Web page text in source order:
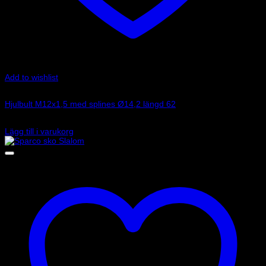
Add to wishlist
Hjulbult M12x1,5 med splines Ø14,2 längd 62
Lägg till i varukorg